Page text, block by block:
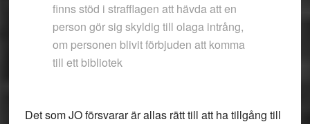
finns stöd i strafflagen att hävda att en
person gör sig skyldig till olaga intrång,
om personen blivit förbjuden att komma
till ett bibliotek
Det som JO försvarar är allas rätt till att ha tillgång till